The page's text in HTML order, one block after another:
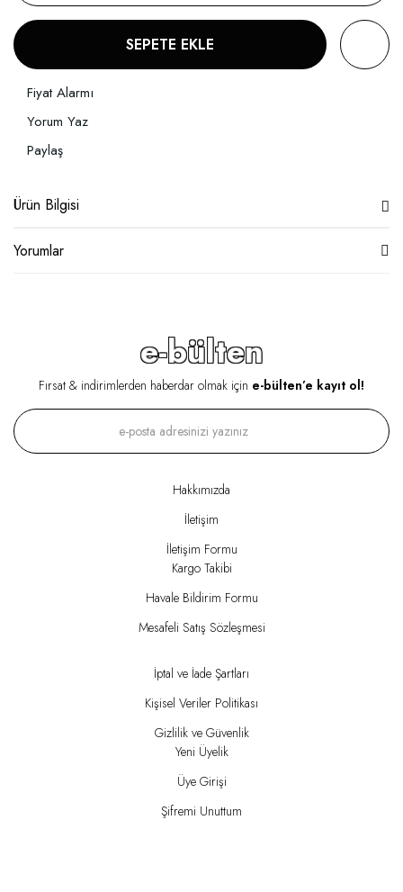
SEPETE EKLE
Fiyat Alarmı
Yorum Yaz
Paylaş
Ürün Bilgisi
Yorumlar
e-bülten
Fırsat & indirimlerden haberdar olmak için e-bülten’e kayıt ol!
Hakkımızda
İletişim
İletişim Formu
Kargo Takibi
Havale Bildirim Formu
Mesafeli Satış Sözleşmesi
İptal ve İade Şartları
Kişisel Veriler Politikası
Gizlilik ve Güvenlik
Yeni Üyelik
Üye Girişi
Şifremi Unuttum